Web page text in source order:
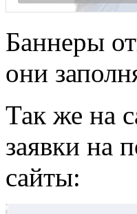
Баннеры
они
Так же на
заявки на
сайты: